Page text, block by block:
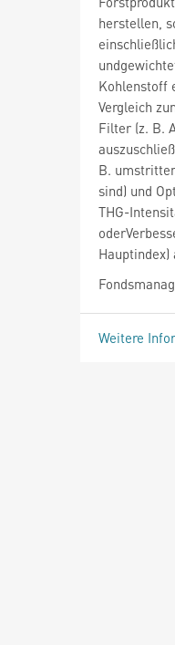
herstellen,
Kohlenstoff
Vergleich
Filter (z. B.
B.
sind) und
THG-
Hauptindex)
Weitere